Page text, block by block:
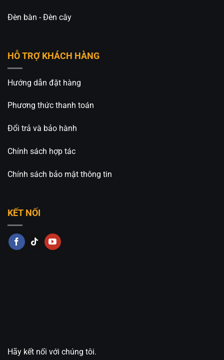
Đèn bàn - Đèn cây
HỖ TRỢ KHÁCH HÀNG
Hướng dẫn đặt hàng
Phương thức thanh toán
Đổi trả và bảo hành
Chính sách hợp tác
Chính sách bảo mật thông tin
KẾT NỐI
Hãy kết nối với chúng tôi.